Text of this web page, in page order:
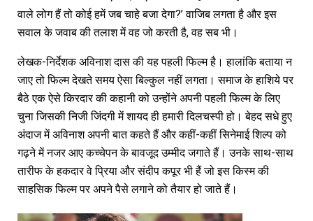
वाले लोग हैं तो कोई हमें जब चाहे बजा देगा?’ वाजिब लगता है और इस
सवाल के जवाब की तलाश में वह जो करती है, वह सब भी।
लेखक-निर्देशक अविनाश दास की यह पहली फिल्म है। हालांकि बताया न
जाए तो फिल्म देखते समय ऐसा बिल्कुल नहीं लगता। समाज के हाशिये पर
बैठे एक ऐसे किरदार की कहानी को उन्होंने अपनी पहली फिल्म के लिए
चुना जिसकी निजी जिंदगी में शायद ही हमारी दिलचस्पी हो। बेहद सधे हुए
अंदाज में अविनाश अपनी बात कहते हैं और कहीं-कहीं सिनेमाई शिल्प को
गढ़ने में नजर आए कच्चेपन के बावजूद उम्मीद जगाते हैं। उनके साथ-साथ
तारीफ के हकदार वे प्रिया और संदीप कपूर भी हैं जो इस किस्म की
साहसिक फिल्म पर अपने पैसे लगाने को तैयार हो जाते हैं।